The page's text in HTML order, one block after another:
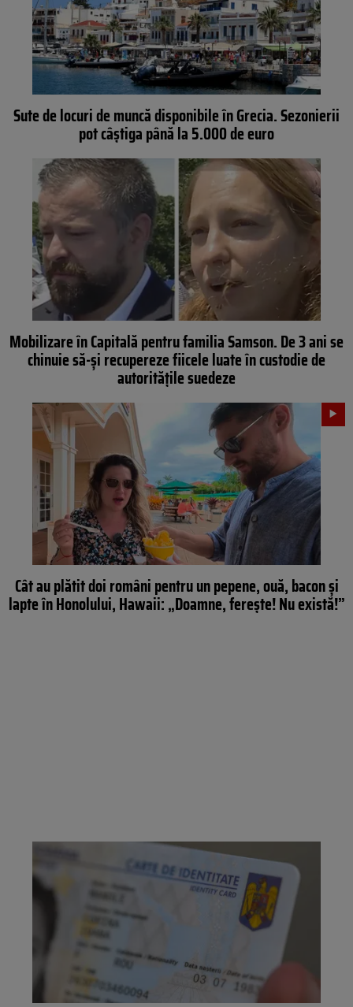
Sute de locuri de muncă disponibile în Grecia. Sezonierii
pot câștiga până la 5.000 de euro
Mobilizare în Capitală pentru familia Samson. De 3 ani se
chinuie să-și recupereze fiicele luate în custodie de
autoritățile suedeze
Cât au plătit doi români pentru un pepene, ouă, bacon și
lapte în Honolului, Hawaii: „Doamne, ferește! Nu există!”